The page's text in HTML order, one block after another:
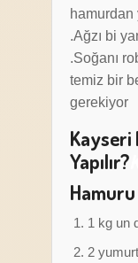
hamurdan
.Ağzı bi
.Soğanı
temiz bir
gerekiyor
Kayseri
Yapılır?
1 kg un
2